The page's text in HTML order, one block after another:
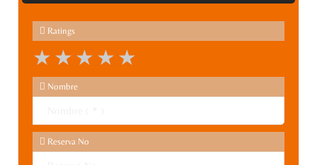
Ratings
4 stars
3 stars
2 stars
1 star
Nombre
Reserva No